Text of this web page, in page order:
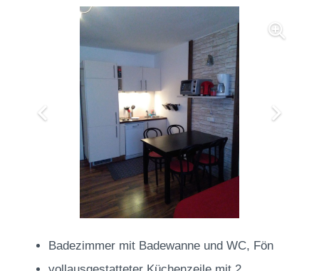
Badezimmer mit Badewanne und WC, Fön